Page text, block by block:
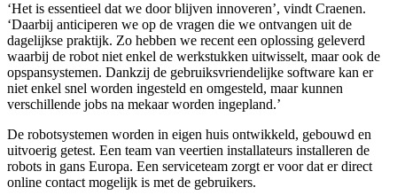
‘Het is essentieel dat we door blijven innoveren’, vindt Craenen.
‘Daarbij anticiperen we op de vragen die we ontvangen uit de
dagelijkse praktijk. Zo hebben we recent een oplossing geleverd
waarbij de robot niet enkel de werkstukken uitwisselt, maar ook de
opspansystemen. Dankzij de gebruiksvriendelijke software kan er
niet enkel snel worden ingesteld en omgesteld, maar kunnen
verschillende jobs na mekaar worden ingepland.’
De robotsystemen worden in eigen huis ontwikkeld, gebouwd en
uitvoerig getest. Een team van veertien installateurs installeren de
robots in gans Europa. Een serviceteam zorgt er voor dat er direct
online contact mogelijk is met de gebruikers.